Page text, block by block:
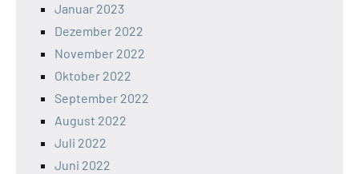
Januar 2023
Dezember 2022
November 2022
Oktober 2022
September 2022
August 2022
Juli 2022
Juni 2022